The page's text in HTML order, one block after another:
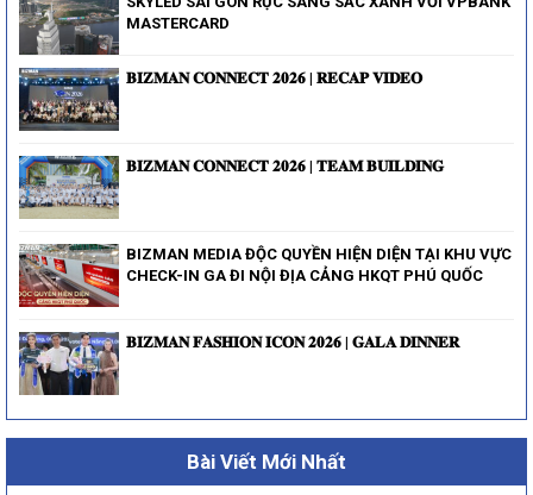
MASTERCARD
𝐁𝐈𝐙𝐌𝐀𝐍 𝐂𝐎𝐍𝐍𝐄𝐂𝐓 𝟐𝟎𝟐𝟔 | 𝐑𝐄𝐂𝐀𝐏 𝐕𝐈𝐃𝐄𝐎
𝐁𝐈𝐙𝐌𝐀𝐍 𝐂𝐎𝐍𝐍𝐄𝐂𝐓 𝟐𝟎𝟐𝟔 | 𝐓𝐄𝐀𝐌 𝐁𝐔𝐈𝐋𝐃𝐈𝐍𝐆
BIZMAN MEDIA ĐỘC QUYỀN HIỆN DIỆN TẠI KHU VỰC
CHECK-IN GA ĐI NỘI ĐỊA CẢNG HKQT PHÚ QUỐC
𝐁𝐈𝐙𝐌𝐀𝐍 𝐅𝐀𝐒𝐇𝐈𝐎𝐍 𝐈𝐂𝐎𝐍 𝟐𝟎𝟐𝟔 | 𝐆𝐀𝐋𝐀 𝐃𝐈𝐍𝐍𝐄𝐑
Bài Viết Mới Nhất